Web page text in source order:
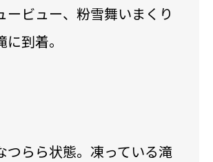
ービュー、粉雪舞いまくり
に到着。
つらら状態。凍っている滝